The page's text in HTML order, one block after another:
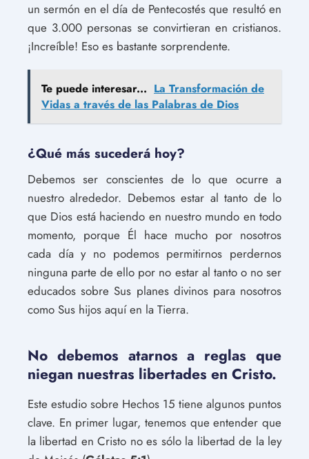
un sermón en el día de Pentecostés que resultó en
que 3.000 personas se convirtieran en cristianos.
¡Increíble! Eso es bastante sorprendente.
Te puede interesar... La Transformación de
Vidas a través de las Palabras de Dios
¿Qué más sucederá hoy?
Debemos ser conscientes de lo que ocurre a
nuestro alrededor. Debemos estar al tanto de lo
que Dios está haciendo en nuestro mundo en todo
momento, porque Él hace mucho por nosotros
cada día y no podemos permitirnos perdernos
ninguna parte de ello por no estar al tanto o no ser
educados sobre Sus planes divinos para nosotros
como Sus hijos aquí en la Tierra.
No debemos atarnos a reglas que
niegan nuestras libertades en Cristo.
Este estudio sobre Hechos 15 tiene algunos puntos
clave. En primer lugar, tenemos que entender que
la libertad en Cristo no es sólo la libertad de la ley